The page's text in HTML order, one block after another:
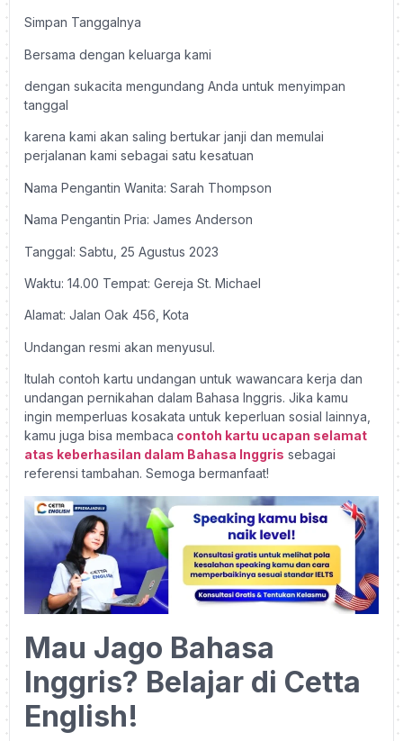
Simpan Tanggalnya
Bersama dengan keluarga kami
dengan sukacita mengundang Anda untuk menyimpan
tanggal
karena kami akan saling bertukar janji dan memulai
perjalanan kami sebagai satu kesatuan
Nama Pengantin Wanita: Sarah Thompson
Nama Pengantin Pria: James Anderson
Tanggal: Sabtu, 25 Agustus 2023
Waktu: 14.00 Tempat: Gereja St. Michael
Alamat: Jalan Oak 456, Kota
Undangan resmi akan menyusul.
Itulah contoh kartu undangan untuk wawancara kerja dan
undangan pernikahan dalam Bahasa Inggris. Jika kamu
ingin memperluas kosakata untuk keperluan sosial lainnya,
kamu juga bisa membaca contoh kartu ucapan selamat
atas keberhasilan dalam Bahasa Inggris sebagai
referensi tambahan. Semoga bermanfaat!
Mau Jago Bahasa
Inggris? Belajar di Cetta
English!